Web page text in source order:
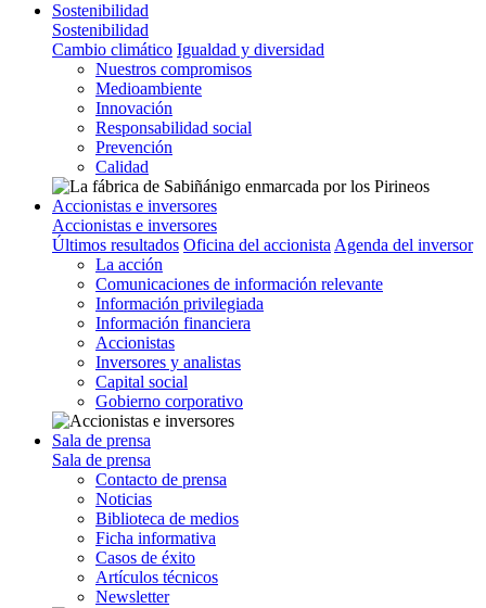
Sostenibilidad
Sostenibilidad
Cambio climático Igualdad y diversidad
Nuestros compromisos
Medioambiente
Innovación
Responsabilidad social
Prevención
Calidad
Accionistas e inversores
Accionistas e inversores
Últimos resultados Oficina del accionista Agenda del inversor
La acción
Comunicaciones de información relevante
Información privilegiada
Información financiera
Accionistas
Inversores y analistas
Capital social
Gobierno corporativo
Sala de prensa
Sala de prensa
Contacto de prensa
Noticias
Biblioteca de medios
Ficha informativa
Casos de éxito
Artículos técnicos
Newsletter